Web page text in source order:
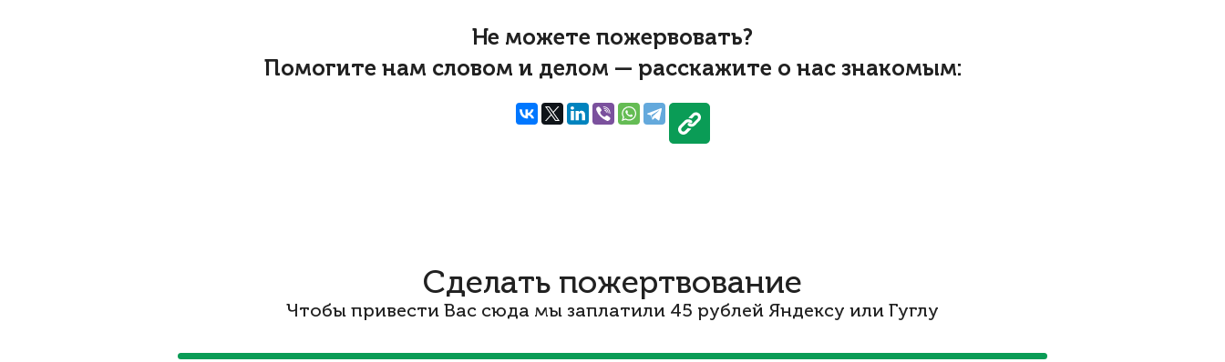
Не можете пожервовать?
Помогите нам словом и делом — расскажите о нас знакомым:
Сделать пожертвование
Чтобы привести Вас сюда мы заплатили 45 рублей Яндексу или Гуглу